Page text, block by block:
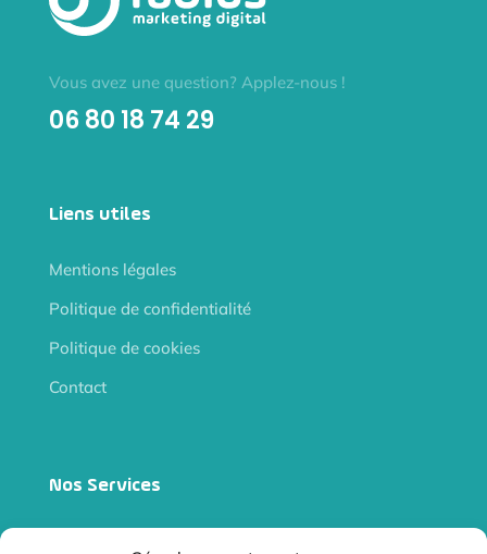
Vous avez une question? Applez-nous !
06 80 18 74 29
Liens utiles
Mentions légales
Politique de confidentialité
Politique de cookies
Contact
Nos Services